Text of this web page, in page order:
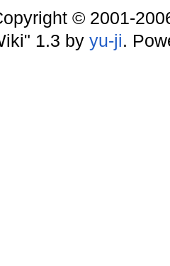
© 2001-
1.3 by yu-ji.